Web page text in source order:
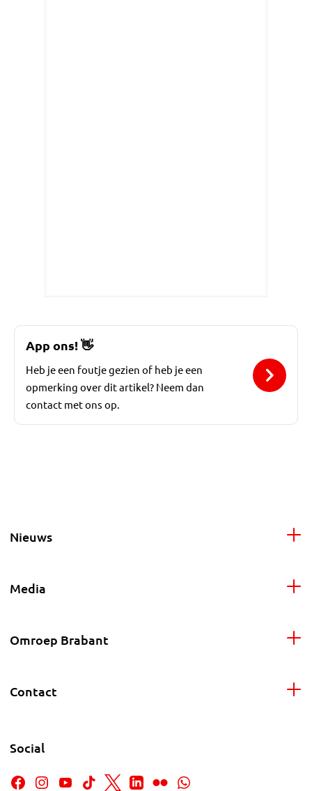
App ons!👋
Heb je een foutje gezien of heb je een
opmerking over dit artikel? Neem dan
contact met ons op.
Nieuws
Media
Omroep Brabant
Contact
Social